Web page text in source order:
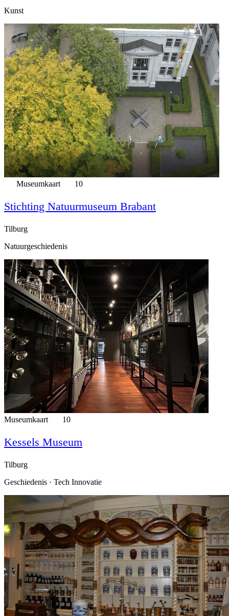
Kunst
Museumkaart 10
Stichting Natuurmuseum Brabant
Tilburg
Natuurgeschiedenis
Museumkaart 10
Kessels Museum
Tilburg
Geschiedenis · Tech Innovatie